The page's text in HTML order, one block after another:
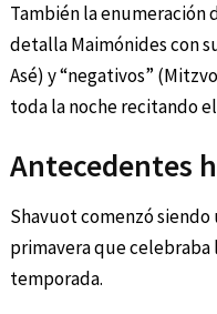
También la enumeración
detalla Maimónides con
Asé) y “negativos”
toda la noche recitando
Antecedentes
Shavuot comenzó siendo
primavera que
temporada.